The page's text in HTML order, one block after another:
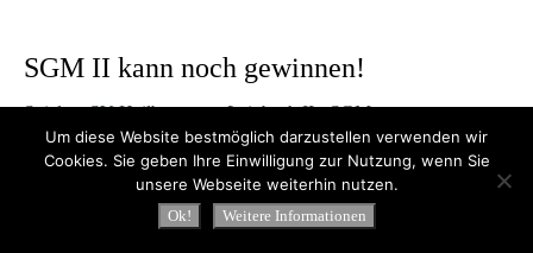
SGM II kann noch gewinnen!
Spieltag SV Heilbronn am Leinbach II - SGM
Stein/Neuenstadt/Kochertürn II 0:2 (0:0) Am vergangenen
Sonntag war die SGM II zu Gast beim Tabelle...
Um diese Website bestmöglich darzustellen verwenden wir
Cookies. Sie geben Ihre Einwilligung zur Nutzung, wenn Sie
unsere Webseite weiterhin nutzen.
Ok! Weitere Informationen